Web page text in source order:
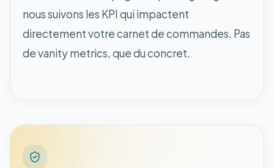
nous suivons les KPI qui impactent
directement votre carnet de commandes. Pas
de vanity metrics, que du concret.